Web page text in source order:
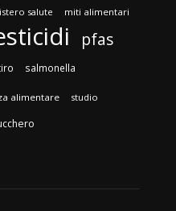
salute miti alimentari
pfas
salmonella
alimentare studio